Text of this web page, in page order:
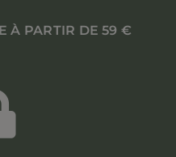
À PARTIR DE 59 €